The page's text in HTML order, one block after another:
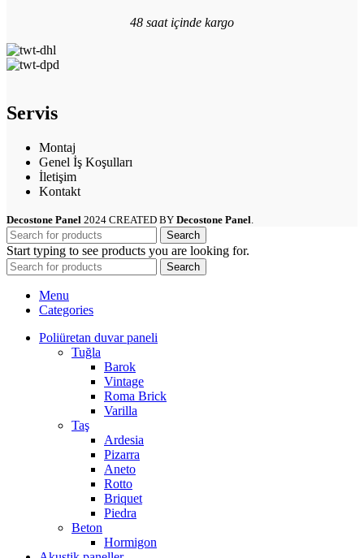
48 saat içinde kargo
Servis
Montaj
Genel İş Koşulları
İletişim
Kontakt
Decostone Panel 2024 CREATED BY Decostone Panel.
Search
Start typing to see products you are looking for.
Search
Menu
Categories
Poliüretan duvar paneli
Tuğla
Barok
Vintage
Roma Brick
Varilla
Taş
Ardesia
Pizarra
Aneto
Rotto
Briquet
Piedra
Beton
Hormigon